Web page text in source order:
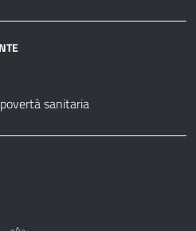
sanitaria